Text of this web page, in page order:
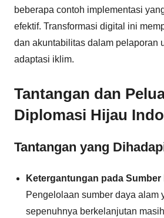
beberapa contoh implementasi
efektif. Transformasi digital ini
dan akuntabilitas dalam pelaporan
adaptasi iklim.
Tantangan dan
Diplomasi Hijau
Tantangan yang
Ketergantungan pada Sumber
Pengelolaan sumber daya alam
sepenuhnya berkelanjutan